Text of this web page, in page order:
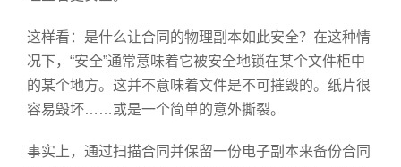
这样看：是什么让合同的物理副本如此安全？在这种情
况下，“安全”通常意味着它被安全地锁在某个文件柜中
的某个地方。这并不意味着文件是不可摧毁的。纸片很
容易毁坏……或是一个简单的意外撕裂。
事实上，通过扫描合同并保留一份电子副本来备份合同